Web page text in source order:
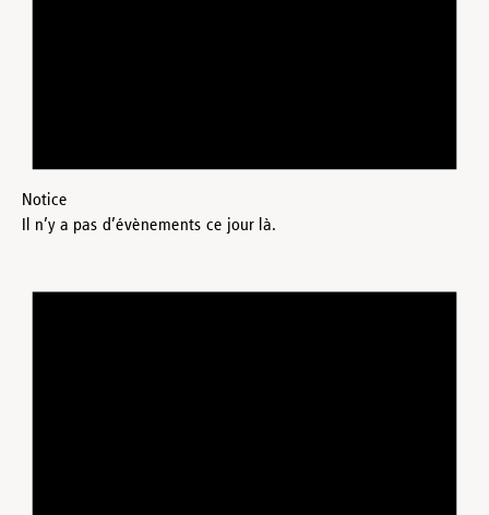
Notice
Il n’y a pas d’évènements ce jour là.